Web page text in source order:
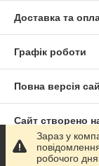
Доставка та
Графік роботи
Повна версія
Сайт створено
Політика
Зараз у
робочого